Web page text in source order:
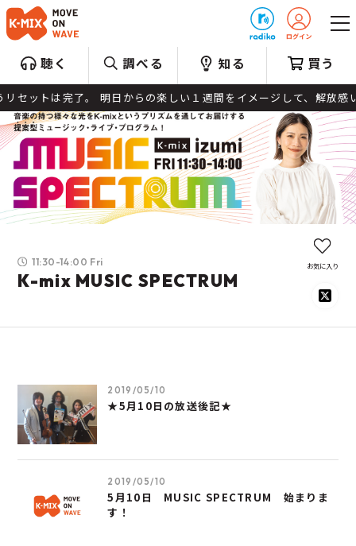
聴く 調べる 知る 買う
トは完了。 明日からの楽しい１週間をイメージして、解放感い
11:30-14:00 Fri
K-mix MUSIC SPECTRUM
お気に入り
2019/05/10
★5月10日の放送後記★
2019/05/10
5月10日 MUSIC SPECTRUM 始まりま
す！